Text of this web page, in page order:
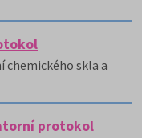
chemického skla a
protokol